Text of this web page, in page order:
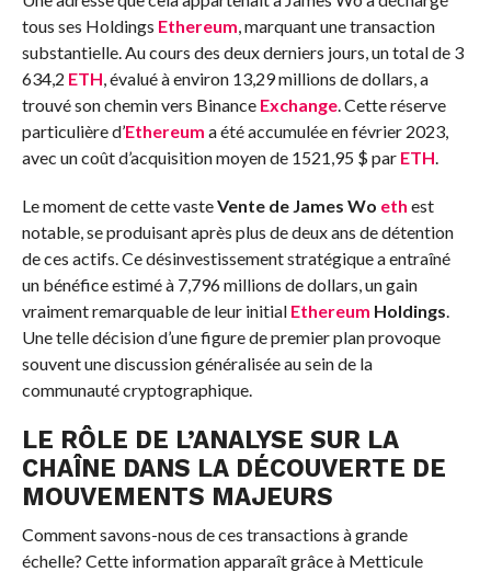
tous ses Holdings Ethereum , marquant une transaction
substantielle. Au cours des deux derniers jours, un total de 3
634,2 ETH , évalué à environ 13,29 millions de dollars, a
trouvé son chemin vers Binance Exchange. Cette réserve
particulière d’Ethereum a été accumulée en février 2023,
avec un coût d’acquisition moyen de 1521,95 $ par ETH
Le moment de cette vasteVente de James Wo eth est
notable, se produisant après plus de deux ans de détention
de ces actifs. Ce désinvestissement stratégique a entraîné
un bénéfice estimé à 7,796 millions de dollars, un gain
vraiment remarquable de leur initial Ethereum Holdings
Une telle décision d’une figure de premier plan provoque
souvent une discussion généralisée au sein de la
communauté cryptographique.
LE RÔLE DE L’ANALYSE SUR LA
CHAÎNE DANS LA DÉCOUVERTE DE
MOUVEMENTS MAJEURS
Comment savons-nous de ces transactions à grande
échelle? Cette information apparaît grâce à Metticule